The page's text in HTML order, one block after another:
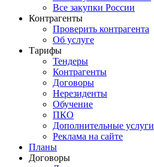
Все закупки России
Контрагенты
Проверить контрагента
Об услуге
Тарифы
Тендеры
Контрагенты
Договоры
Нерезиденты
Обучение
ПКО
Дополнительные услуги
Реклама на сайте
Планы
Договоры